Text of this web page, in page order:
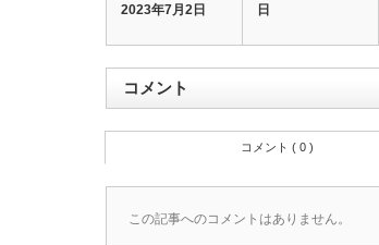
2023年7月2日
日
コメント
コメント ( 0 )
この記事へのコメントはありません。